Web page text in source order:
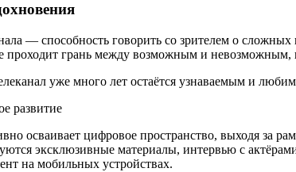
— способность говорить со зрителем о
проходит грань между возможным и невозможным,
уже много лет остаётся узнаваемым и
развитие
осваивает цифровое пространство, выходя за
эксклюзивные материалы, интервью с
на мобильных устройствах.